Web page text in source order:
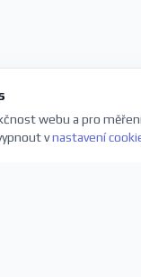
webu a pro
vnastavení